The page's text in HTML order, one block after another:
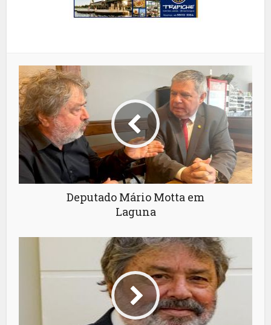
Deputado Mário Motta em
Laguna